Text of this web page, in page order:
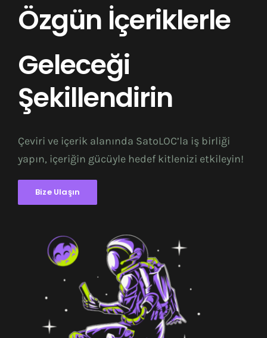
Özgün İçeriklerle
Geleceği
Şekillendirin
Çeviri ve içerik alanında SatoLOC’la iş birliği
yapın, içeriğin gücüyle hedef kitlenizi etkileyin!
Bize Ulaşın